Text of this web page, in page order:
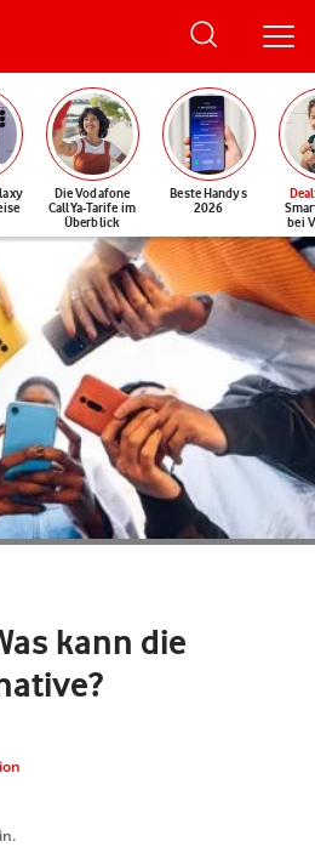
Die Vodafone
CallYa-Tarife im
Überblick
Beste Handys
2026
Deal
bei
kann die